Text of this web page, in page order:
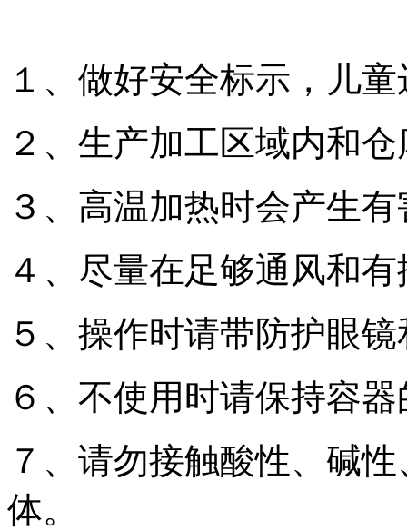
１、做好安全标示，儿
２、生产加工区域内和
３、高温加热时会产生
４、尽量在足够通风和
５、操作时请带防护眼
６、不使用时请保持容
７、请勿接触酸性、碱
体。